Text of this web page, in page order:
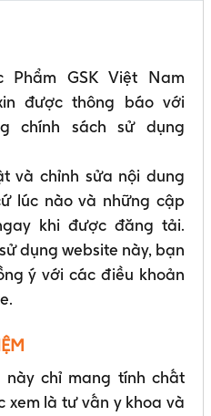
GSK Việt Nam
xin được thông báo với
chính sách sử dụng
và chỉnh sửa nội dung
lúc nào và những cập
khi được đăng tải.
dụng website này, bạn
ý với các điều khoản
này chỉ mang tính chất
xem là tư vấn y khoa và